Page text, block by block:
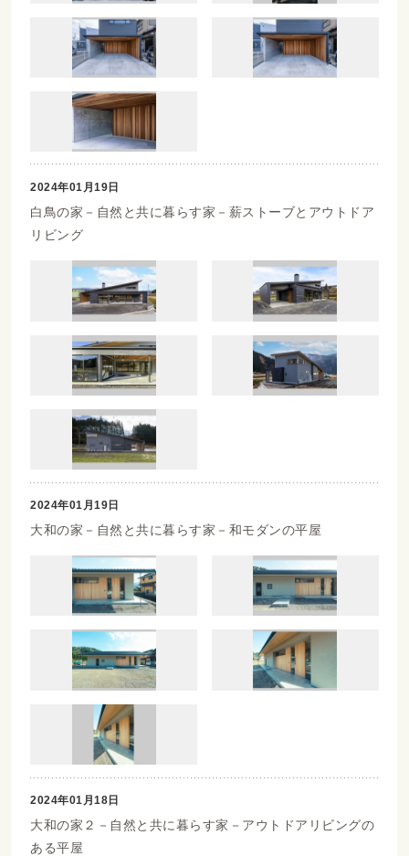
2024年01月19日
白鳥の家－自然と共に暮らす家－薪ストーブとアウトドア
リビング
2024年01月19日
大和の家－自然と共に暮らす家－和モダンの平屋
2024年01月18日
大和の家２－自然と共に暮らす家－アウトドアリビングの
ある平屋